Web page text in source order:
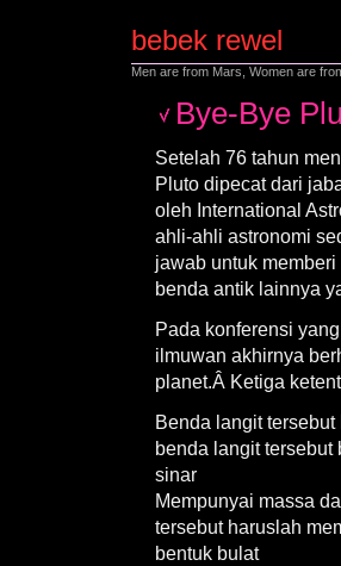
bebek rewel
Men are from Mars, Women are
Bye-Bye
Setelah 76 tahun
Pluto dipecat dari
oleh International
ahli-ahli astronomi
jawab untuk
benda antik lainnya
Pada konferensi
ilmuwan akhirnya
planet.Â Ketiga
Benda langit
benda langit
sinar
Mempunyai massa
tersebut haruslah
bentuk bulat